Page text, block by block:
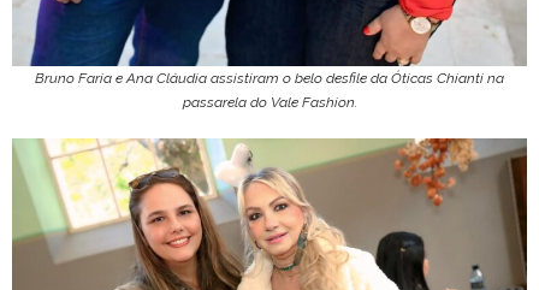
Bruno Faria e Ana Cláudia assistiram o belo desfile da Óticas Chianti na
passarela do Vale Fashion.